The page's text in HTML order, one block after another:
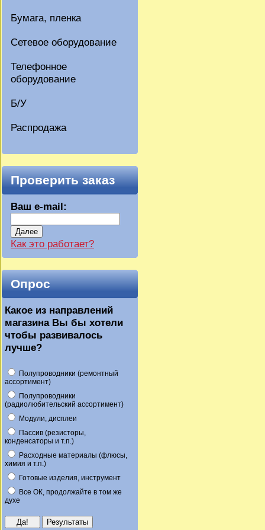
Бумага, пленка
Сетевое оборудование
Телефонное
оборудование
Б/У
Распродажа
Проверить заказ
Ваш e-mail:
Далее
Как это работает?
Опрос
Какое из направлений
магазина Вы бы хотели
чтобы развивалось
лучше?
Полупроводники (ремонтный
ассортимент)
Полупроводники
(радиолюбительский ассортимент)
Модули, дисплеи
Пассив (резисторы,
конденсаторы и т.п.)
Расходные материалы (флюсы,
химия и т.п.)
Готовые изделия, инструмент
Все ОК, продолжайте в том же
духе